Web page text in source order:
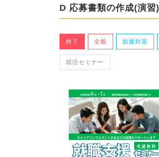
D 応募書類の作成(演習)
終了 全般 面接対策
就活セミナー